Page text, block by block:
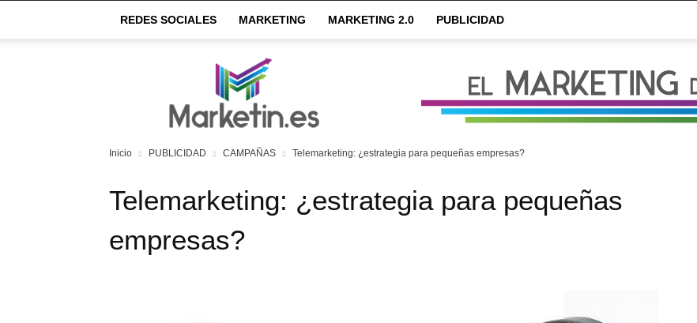
REDES SOCIALES MARKETING MARKETING 2.0 PUBLICIDAD
Inicio PUBLICIDAD CAMPAÑAS Telemarketing: ¿estrategia para pequeñas empresas?
Telemarketing: ¿estrategia para pequeñas
empresas?